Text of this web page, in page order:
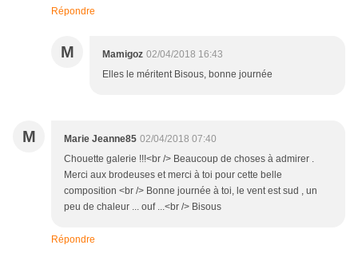
Répondre
M Mamigoz 02/04/2018 16:43
Elles le méritent Bisous, bonne journée
M Marie Jeanne85 02/04/2018 07:40
Chouette galerie !!!<br /> Beaucoup de choses à admirer .
Merci aux brodeuses et merci à toi pour cette belle
composition <br /> Bonne journée à toi, le vent est sud , un
peu de chaleur ... ouf ...<br /> Bisous
Répondre